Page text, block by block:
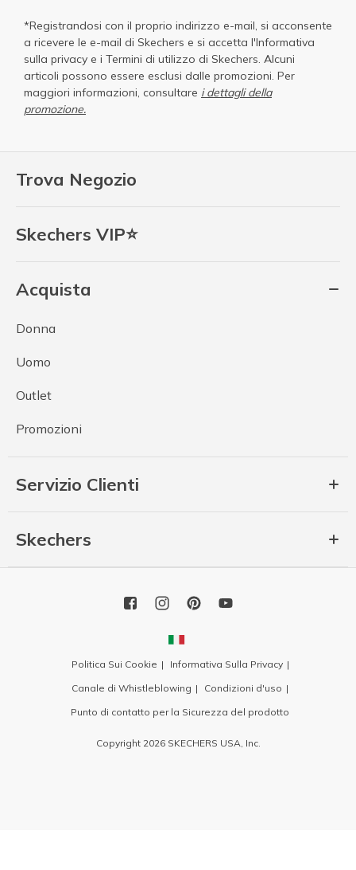
Trova Negozio
Skechers VIP⭐
Acquista
Donna
Uomo
Outlet
Promozioni
Servizio Clienti
Skechers
*Registrandosi con il proprio indirizzo e-mail, si acconsente
a ricevere le e-mail di Skechers e si accetta l'Informativa
sulla privacy e i Termini di utilizzo di Skechers . Alcuni
articoli possono essere esclusi dalle promozioni. Per
maggiori informazioni, consultare i dettagli della
promozione.
Politica Sui Cookie
Informativa Sulla Privacy
Canale di Whistleblowing
Condizioni d'uso
Punto di contatto per la Sicurezza del prodotto
Copyright 2026 SKECHERS USA, Inc.